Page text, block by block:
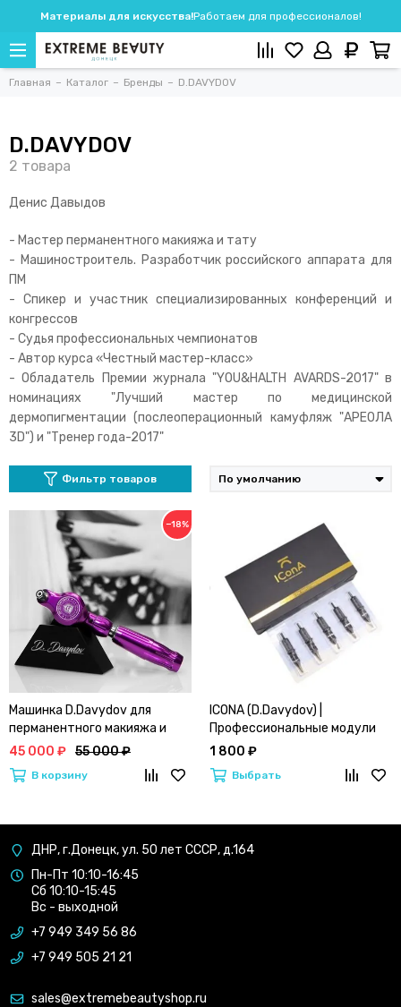
Материалы для искусства!Работаем для профессионалов!
Главная Каталог Бренды D.DAVYDOV
D.DAVYDOV
Денис Давыдов
- Мастер перманентного макияжа и тату
- Машиностроитель. Разработчик российского аппарата для
ПМ
- Спикер и участник специализированных конференций и
конгрессов
- Судья профессиональных чемпионатов
- Автор курса «Честный мастер-класс»
- Обладатель Премии журнала "YOU&HALTH AVARDS-2017" в
номинациях "Лучший мастер по медицинской
дермопигментации (послеоперационный камуфляж "AРЕОЛА
3D") и "Тренер года-2017"
Фильтр товаров
−18%
Машинка D.Davydov для
перманентного макияжа и
татуировки
45 000 ₽ 55 000 ₽
В корзину
ICONA (D.Davydov) |
Профессиональные модули
для ПМ и тату
1 800 ₽
Выбрать
ДНР, г.Донецк, ул. 50 лет СССР, д.164
Пн-Пт 10:10-16:45
Сб 10:10-15:45
Вс - выходной
+7 949 349 56 86
+7 949 505 21 21
sales@extremebeautyshop.ru